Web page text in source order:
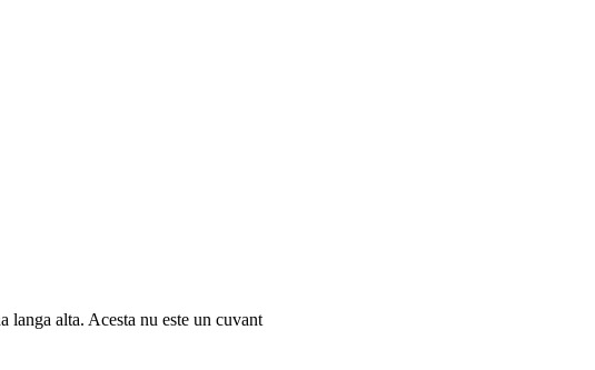
langa alta. Acesta nu este un cuvant